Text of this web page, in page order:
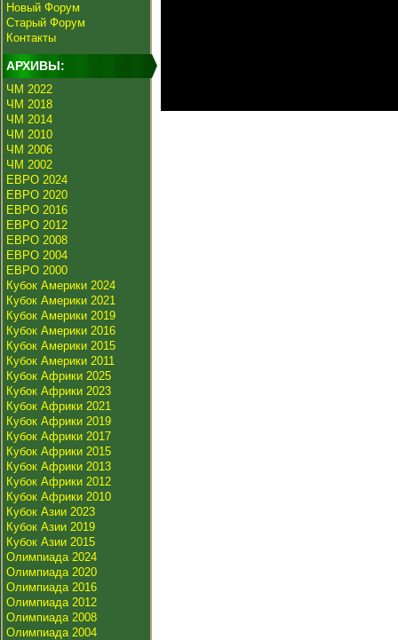
Новый Форум
Старый Форум
Контакты
АРХИВЫ:
ЧМ 2022
ЧМ 2018
ЧМ 2014
ЧМ 2010
ЧМ 2006
ЧМ 2002
ЕВРО 2024
ЕВРО 2020
ЕВРО 2016
ЕВРО 2012
ЕВРО 2008
ЕВРО 2004
ЕВРО 2000
Кубок Америки 2024
Кубок Америки 2021
Кубок Америки 2019
Кубок Америки 2016
Кубок Америки 2015
Кубок Америки 2011
Кубок Африки 2025
Кубок Африки 2023
Кубок Африки 2021
Кубок Африки 2019
Кубок Африки 2017
Кубок Африки 2015
Кубок Африки 2013
Кубок Африки 2012
Кубок Африки 2010
Кубок Азии 2023
Кубок Азии 2019
Кубок Азии 2015
Олимпиада 2024
Олимпиада 2020
Олимпиада 2016
Олимпиада 2012
Олимпиада 2008
Олимпиада 2004